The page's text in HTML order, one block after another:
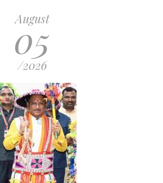
August
05
/2026